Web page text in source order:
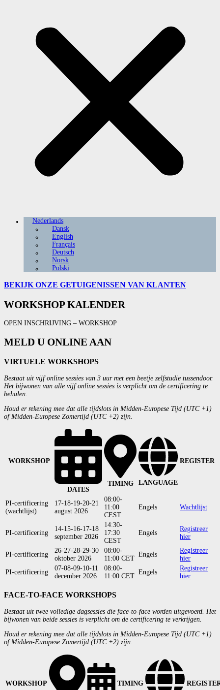
Nederlands
Dansk
English
Français
Deutsch
Norsk
Polski
BEKIJK ONZE GETUIGENISSEN VAN KLANTEN
WORKSHOP KALENDER
OPEN INSCHRIJVING – WORKSHOP
MELD U ONLINE AAN
VIRTUELE WORKSHOPS
Bestaat uit vijf online sessies van 3 uur met een beetje zelfstudie tussendoor.
Het bijwonen van alle vijf online sessies is verplicht om de certificering te
behalen.
Houd er rekening mee dat alle tijdslots in Midden-Europese Tijd (UTC +1)
of Midden-Europese Zomertijd (UTC +2) zijn.
WORKSHOP
DATES
TIMING LANGUAGE
REGISTER
PI-certificering
(wachtlijst)
17-18-19-20-21
august 2026
08:00-
11:00
CEST
Engels Wachtlijst
PI-certificering
14-15-16-17-18
september 2026
14:30-
17:30
CEST
Engels
Registreer
hier
PI-certificering
26-27-28-29-30
oktober 2026
08:00-
11:00 CET
Engels
Registreer
hier
PI-certificering
07-08-09-10-11
december 2026
08:00-
11:00 CET
Engels
Registreer
hier
FACE-TO-FACE WORKSHOPS
Bestaat uit twee volledige dagsessies die face-to-face worden uitgevoerd. Het
bijwonen van beide sessies is verplicht om de certificering te verkrijgen.
Houd er rekening mee dat alle tijdslots in Midden-Europese Tijd (UTC +1)
of Midden-Europese Zomertijd (UTC +2) zijn.
WORKSHOP TIMING